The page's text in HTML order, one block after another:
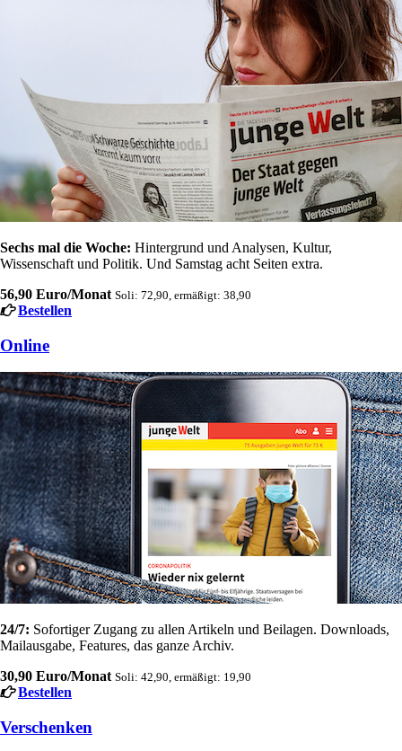
Sechs mal die Woche: Hintergrund und Analysen, Kultur,
Wissenschaft und Politik. Und Samstag acht Seiten extra.
56,90 Euro/Monat Soli: 72,90, ermäßigt: 38,90
Bestellen
Online
24/7: Sofortiger Zugang zu allen Artikeln und Beilagen. Downloads,
Mailausgabe, Features, das ganze Archiv.
30,90 Euro/Monat Soli: 42,90, ermäßigt: 19,90
Bestellen
Verschenken